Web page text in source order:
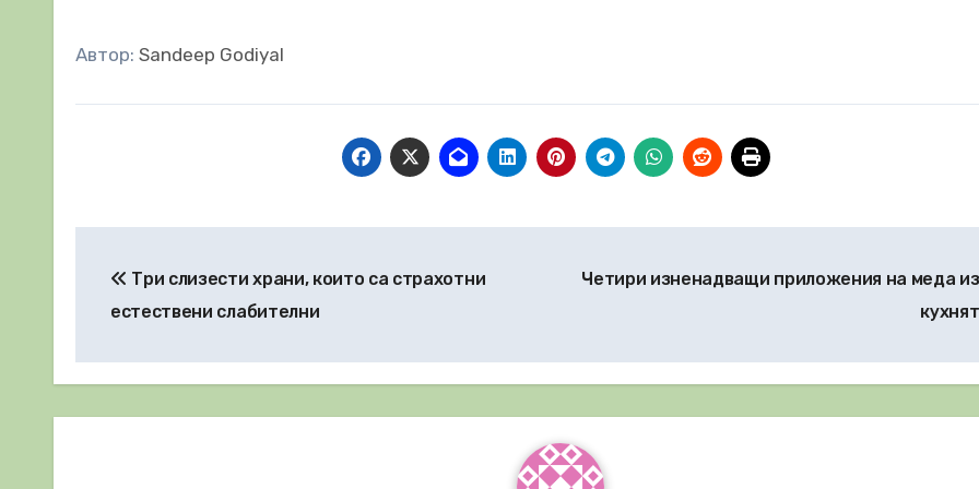
Автор: Sandeep Godiyal
Три слизести храни, които са страхотни
естествени слабителни
Четири изненадващи приложения на меда